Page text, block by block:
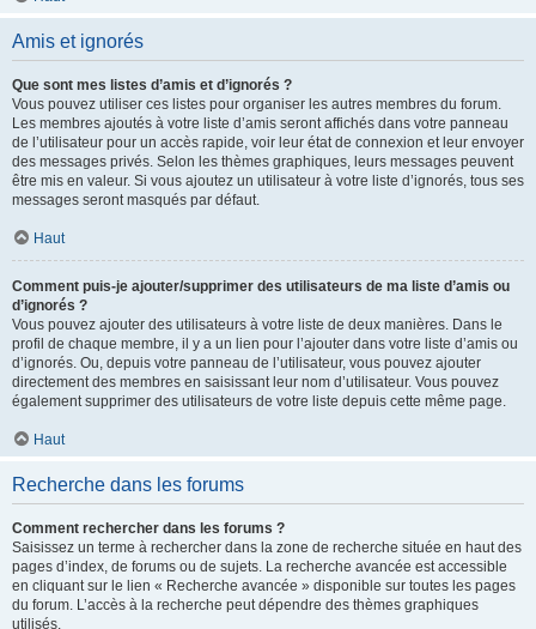
Amis et ignorés
Que sont mes listes d’amis et d’ignorés ?
Vous pouvez utiliser ces listes pour organiser les autres membres du forum.
Les membres ajoutés à votre liste d’amis seront affichés dans votre panneau
de l’utilisateur pour un accès rapide, voir leur état de connexion et leur envoyer
des messages privés. Selon les thèmes graphiques, leurs messages peuvent
être mis en valeur. Si vous ajoutez un utilisateur à votre liste d’ignorés, tous ses
messages seront masqués par défaut.
Haut
Comment puis-je ajouter/supprimer des utilisateurs de ma liste d’amis ou
d’ignorés ?
Vous pouvez ajouter des utilisateurs à votre liste de deux manières. Dans le
profil de chaque membre, il y a un lien pour l’ajouter dans votre liste d’amis ou
d’ignorés. Ou, depuis votre panneau de l’utilisateur, vous pouvez ajouter
directement des membres en saisissant leur nom d’utilisateur. Vous pouvez
également supprimer des utilisateurs de votre liste depuis cette même page.
Haut
Recherche dans les forums
Comment rechercher dans les forums ?
Saisissez un terme à rechercher dans la zone de recherche située en haut des
pages d’index, de forums ou de sujets. La recherche avancée est accessible
en cliquant sur le lien « Recherche avancée » disponible sur toutes les pages
du forum. L’accès à la recherche peut dépendre des thèmes graphiques
utilisés.